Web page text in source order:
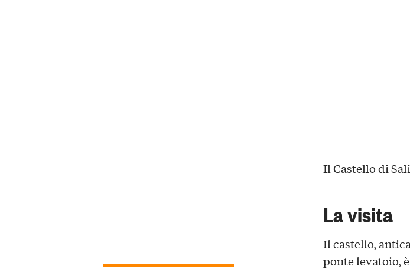
Il Castello di
La visita
Il castello,
ponte levatoio,